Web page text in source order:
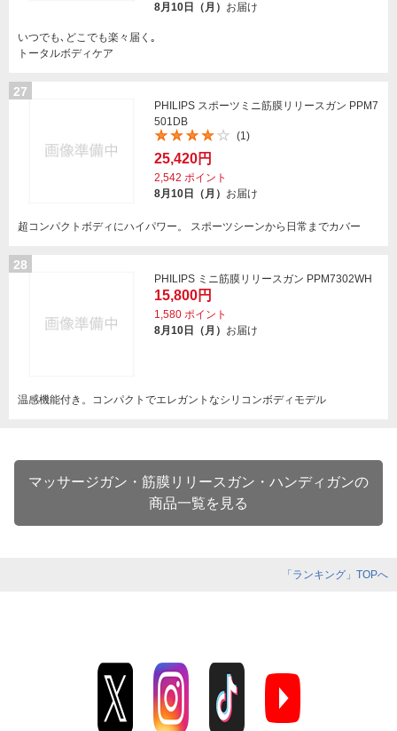
8月10日（月） お届け
いつでも､どこでも楽々届く｡
トータルボディケア
27
PHILIPS スポーツミニ筋膜リリースガン PPM7
501DB
(1)
25,420円
2,542 ポイント
8月10日（月） お届け
超コンパクトボディにハイパワー。 スポーツシーンから日常までカバー
28
PHILIPS ミニ筋膜リリースガン PPM7302WH
15,800円
1,580 ポイント
8月10日（月） お届け
温感機能付き。コンパクトでエレガントなシリコンボディモデル
マッサージガン・筋膜リリースガン・ハンディガンの
商品一覧を見る
「ランキング」TOPへ